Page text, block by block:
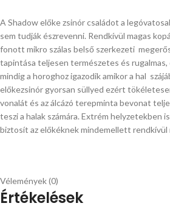
A Shadow előke zsinór családot a
sem tudják észrevenni. Rendkívül magas
fonott mikro szálas belső szerkezeti
tapintása teljesen természetes és
mindig a horoghoz igazodik amikor a hal
előkezsinór gyorsan süllyed ezért
vonalát és az álcázó terepminta bevonat
teszi a halak számára. Extrém helyzetekben
biztosít az előkéknek mindemellett rendkívül
Vélemények (0)
Értékelések